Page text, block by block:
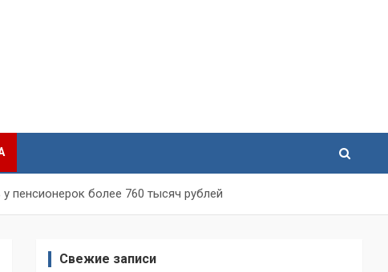
пенсионерок более 760 тысяч рублей
Свежие записи